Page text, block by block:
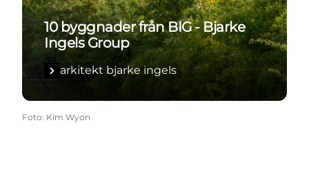
10 byggnader från BIG - Bjarke
Ingels Group
arkitekt bjarke ingels
Foto: Kim Wyon